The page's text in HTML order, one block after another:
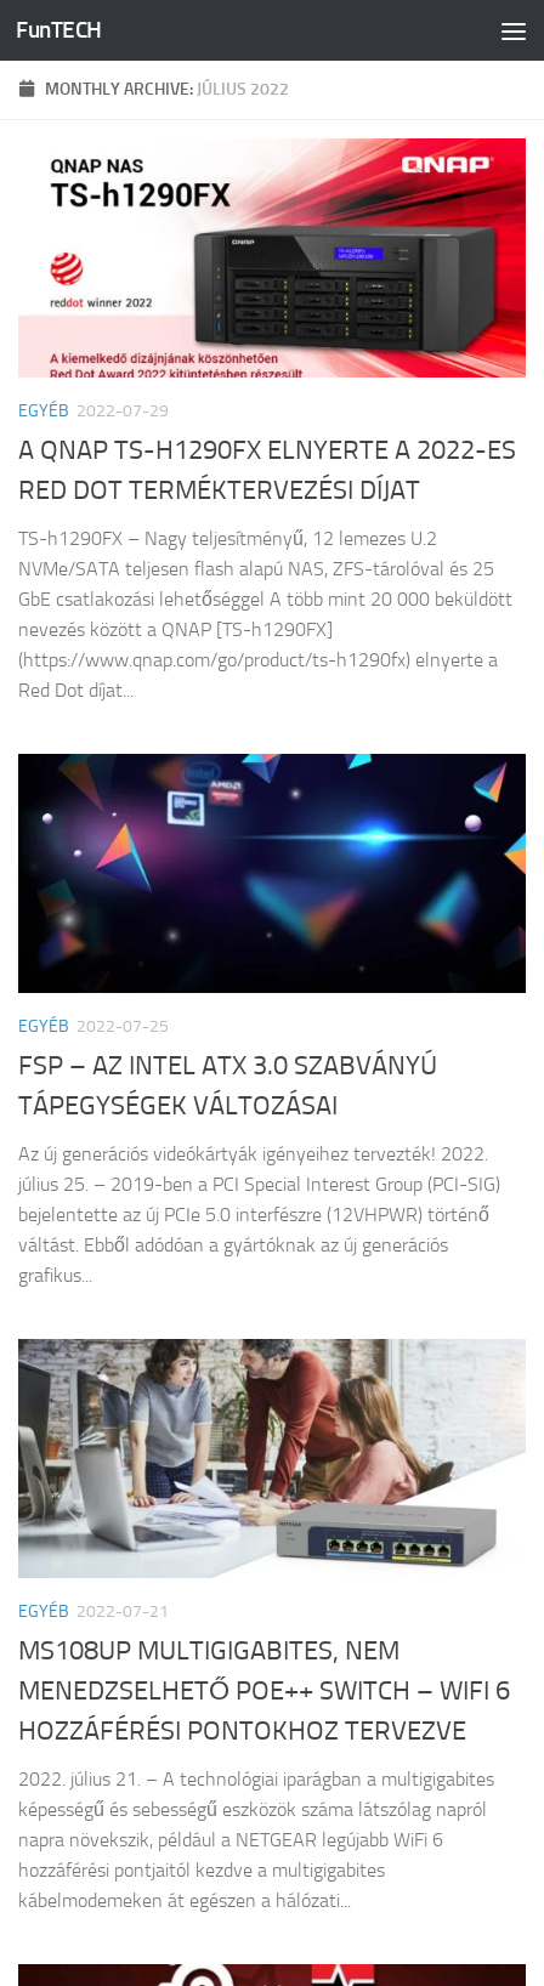
Skip to content
FunTECH
MONTHLY ARCHIVE: JÚLIUS 2022
EGYÉB 2022-07-29
A QNAP TS-H1290FX ELNYERTE A 2022-ES
RED DOT TERMÉKTERVEZÉSI DÍJAT
TS-h1290FX – Nagy teljesítményű, 12 lemezes U.2
NVMe/SATA teljesen flash alapú NAS, ZFS-tárolóval és 25
GbE csatlakozási lehetőséggel A több mint 20 000 beküldött
nevezés között a QNAP [TS-h1290FX]
(https://www.qnap.com/go/product/ts-h1290fx) elnyerte a
Red Dot díjat...
EGYÉB 2022-07-25
FSP – AZ INTEL ATX 3.0 SZABVÁNYÚ
TÁPEGYSÉGEK VÁLTOZÁSAI
Az új generációs videókártyák igényeihez tervezték! 2022.
július 25. – 2019-ben a PCI Special Interest Group (PCI-SIG)
bejelentette az új PCIe 5.0 interfészre (12VHPWR) történő
váltást. Ebből adódóan a gyártóknak az új generációs
grafikus...
EGYÉB 2022-07-21
MS108UP MULTIGIGABITES, NEM
MENEDZSELHETŐ POE++ SWITCH – WIFI 6
HOZZÁFÉRÉSI PONTOKHOZ TERVEZVE
2022. július 21. – A technológiai iparágban a multigigabites
képességű és sebességű eszközök száma látszólag napról
napra növekszik, például a NETGEAR legújabb WiFi 6
hozzáférési pontjaitól kezdve a multigigabites
kábelmodemeken át egészen a hálózati...